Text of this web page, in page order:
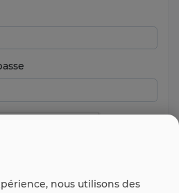
nous utilisons des